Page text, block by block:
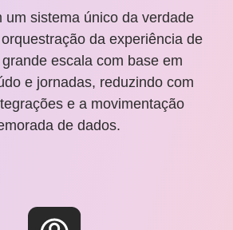
um sistema único da verdade
da experiência de
escala com base em
e jornadas, reduzindo com
e a movimentação
de dados.